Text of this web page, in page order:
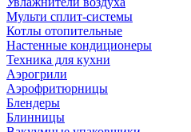
Мульти сплит-системы
Котлы отопительные
Настенные кондиционеры
Техника для кухни
Аэрогрили
Аэрофритюрницы
Блендеры
Блинницы